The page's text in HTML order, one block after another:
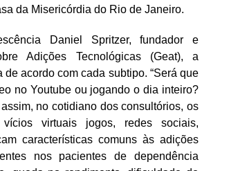
da Misericórdia do Rio de Janeiro.
Daniel Spritzer, fundador e
Adições Tecnológicas (Geat), a
acordo com cada subtipo. “Será que
no Youtube ou jogando o dia inteiro?
no cotidiano dos consultórios, os
virtuais jogos, redes sociais,
características comuns às adições
nos pacientes de dependência